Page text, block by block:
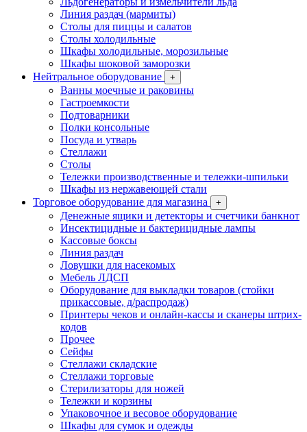
Линия раздач (мармиты)
Столы для пиццы и салатов
Столы холодильные
Шкафы холодильные, морозильные
Шкафы шоковой заморозки
Нейтральное оборудование
+
Ванны моечные и раковины
Гастроемкости
Подтоварники
Полки консольные
Посуда и утварь
Стеллажи
Столы
Тележки производственные и тележки-шпильки
Шкафы из нержавеющей стали
Торговое оборудование для магазина
+
Денежные ящики и детекторы и счетчики банкнот
Инсектицидные и бактерицидные лампы
Кассовые боксы
Линия раздач
Ловушки для насекомых
Мебель ЛДСП
Оборудование для выкладки товаров (стойки
прикассовые, д/распродаж)
Принтеры чеков и онлайн-кассы и сканеры штрих-
кодов
Прочее
Сейфы
Стеллажи складские
Стеллажи торговые
Стерилизаторы для ножей
Тележки и корзины
Упаковочное и весовое оборудование
Шкафы для сумок и одежды